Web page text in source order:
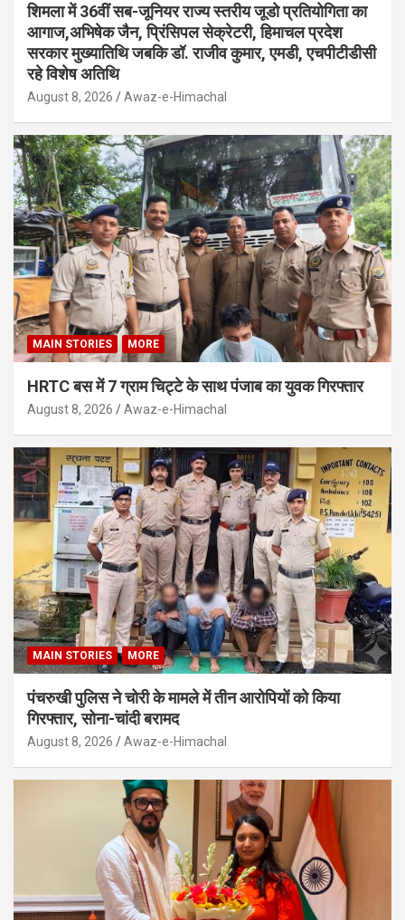
शिमला में 36वीं सब-जूनियर राज्य स्तरीय जूडो प्रतियोगिता का
आगाज,अभिषेक जैन, प्रिंसिपल सेक्रेटरी, हिमाचल प्रदेश
सरकार मुख्यातिथि जबकि डॉ. राजीव कुमार, एमडी, एचपीटीडीसी
रहे विशेष अतिथि
August 8, 2026 Awaz-e-Himachal
MAIN STORIES MORE
HRTC बस में 7 ग्राम चिट्टे के साथ पंजाब का युवक गिरफ्तार
August 8, 2026 Awaz-e-Himachal
MAIN STORIES MORE
पंचरुखी पुलिस ने चोरी के मामले में तीन आरोपियों को किया
गिरफ्तार, सोना-चांदी बरामद
August 8, 2026 Awaz-e-Himachal